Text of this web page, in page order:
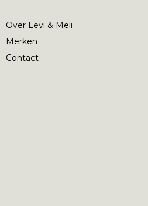
Over Levi & Meli
Merken
Contact